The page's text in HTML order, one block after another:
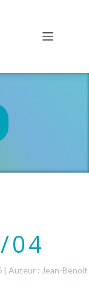
04
| Auteur : Jean-Benoit